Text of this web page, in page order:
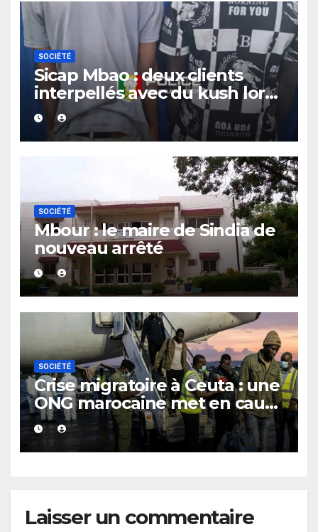
SOCIÉTÉ
Sicap Mbao : deux clients
interpellés avec du kush lors
d’un contrôle de police dans
un bar
SOCIÉTÉ
Mbour : le maire de Sindia de
nouveau arrêté
SOCIÉTÉ
Crise migratoire à Ceuta : une
ONG marocaine met en cause
les responsabilités de Rabat
et de Madrid
Laisser un commentaire